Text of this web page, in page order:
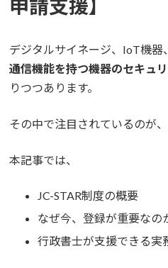
申請支援】
デジタルサイネージ、IoT機器
通信機能を持つ機器のセキュ
りつつあります。
その中で注目されているのが、
本記事では、
JC-STAR制度の概要
なぜ今、登録が重要なの
行政書士が支援できる実